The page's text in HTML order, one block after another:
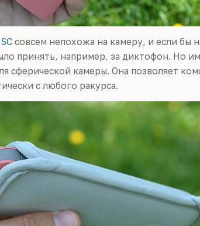
совсем непохожа на камеру, и если бы
принять, например, за диктофон. Но
сферической камеры. Она позволяет
с любого ракурса.